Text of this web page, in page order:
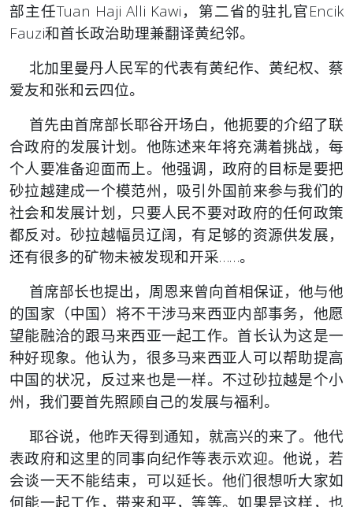
部主任Tuan Haji Alli Kawi，第二省的驻扎官Encik
Fauzi和首长政治助理兼翻译黄纪邻。
北加里曼丹人民军的代表有黄纪作、黄纪权、蔡
爱友和张和云四位。
首先由首席部长耶谷开场白，他扼要的介绍了联
合政府的发展计划。他陈述来年将充满着挑战，每
个人要准备迎面而上。他强调，政府的目标是要把
砂拉越建成一个模范州，吸引外国前来参与我们的
社会和发展计划，只要人民不要对政府的任何政策
都反对。砂拉越幅员辽阔，有足够的资源供发展，
还有很多的矿物未被发现和开采……。
首席部长也提出，周恩来曾向首相保证，他与他
的国家（中国）将不干涉马来西亚内部事务，他愿
望能融洽的跟马来西亚一起工作。首长认为这是一
种好现象。他认为，很多马来西亚人可以帮助提高
中国的状况，反过来也是一样。不过砂拉越是个小
州，我们要首先照顾自己的发展与福利。
耶谷说，他昨天得到通知，就高兴的来了。他代
表政府和这里的同事向纪作等表示欢迎。他说，若
会谈一天不能结束，可以延长。他们很想听大家如
何能一起工作，带来和平，等等。如果是这样，也